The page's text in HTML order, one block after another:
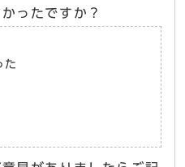
ったですか？
た